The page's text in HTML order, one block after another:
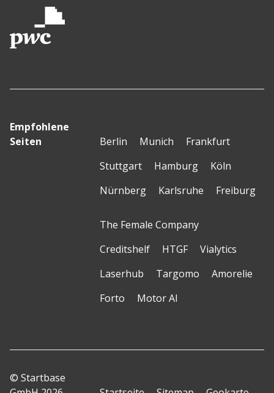
Empfohlene
Seiten
Berlin Munich
Frankfurt
Stuttgart
Hamburg
Köln
Nürnberg
Karlsruhe Freiburg
The Female Company
Creditshelf
HTGF
Vialytics
Laserhub
Targomo
Amorelie
Forto
Motor AI
© Startbase